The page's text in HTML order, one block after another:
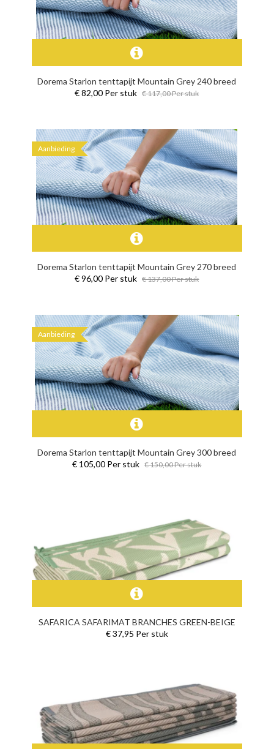
Dorema Starlon tenttapijt Mountain Grey 240 breed
€ 82,00 Per stuk € 117,00 Per stuk
Aanbieding
Dorema Starlon tenttapijt Mountain Grey 270 breed
€ 96,00 Per stuk € 137,00 Per stuk
Aanbieding
Dorema Starlon tenttapijt Mountain Grey 300 breed
€ 105,00 Per stuk € 150,00 Per stuk
SAFARICA SAFARIMAT BRANCHES GREEN-BEIGE
€ 37,95 Per stuk